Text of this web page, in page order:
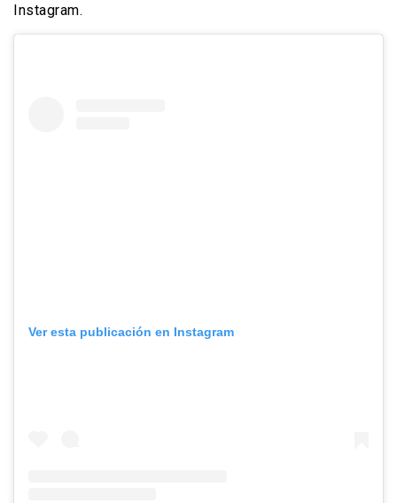
Instagram.
Ver esta publicación en Instagram